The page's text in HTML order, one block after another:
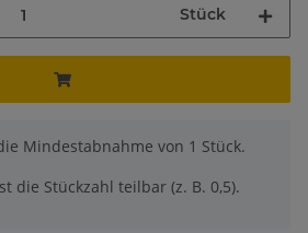
Stück
Mindestabnahme von 1 Stück.
die Stückzahl teilbar (z. B. 0,5).